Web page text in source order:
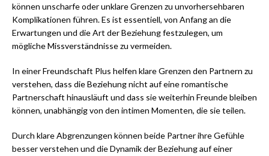
können unscharfe oder unklare Grenzen zu unvorhersehbaren
Komplikationen führen. Es ist essentiell, von Anfang an die
Erwartungen und die Art der Beziehung festzulegen, um
mögliche Missverständnisse zu vermeiden.
In einer Freundschaft Plus helfen klare Grenzen den Partnern zu
verstehen, dass die Beziehung nicht auf eine romantische
Partnerschaft hinausläuft und dass sie weiterhin Freunde bleiben
können, unabhängig von den intimen Momenten, die sie teilen.
Durch klare Abgrenzungen können beide Partner ihre Gefühle
besser verstehen und die Dynamik der Beziehung auf einer